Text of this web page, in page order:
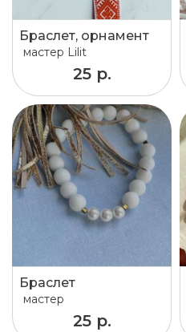
Браслет, орнамент
мастер Lilit
25 р.
Браслет
мастер
25 р.